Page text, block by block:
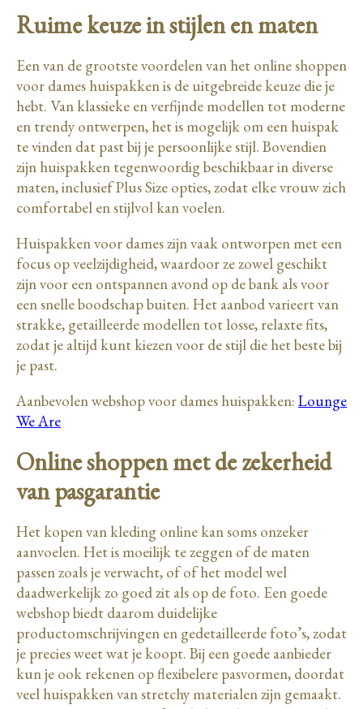
Ruime keuze in stijlen en maten
Een van de grootste voordelen van het online shoppen
voor dames huispakken is de uitgebreide keuze die je
hebt. Van klassieke en verfijnde modellen tot moderne
en trendy ontwerpen, het is mogelijk om een huispak
te vinden dat past bij je persoonlijke stijl. Bovendien
zijn huispakken tegenwoordig beschikbaar in diverse
maten, inclusief Plus Size opties, zodat elke vrouw zich
comfortabel en stijlvol kan voelen.
Huispakken voor dames zijn vaak ontworpen met een
focus op veelzijdigheid, waardoor ze zowel geschikt
zijn voor een ontspannen avond op de bank als voor
een snelle boodschap buiten. Het aanbod varieert van
strakke, getailleerde modellen tot losse, relaxte fits,
zodat je altijd kunt kiezen voor de stijl die het beste bij
je past.
Aanbevolen webshop voor dames huispakken: Lounge
We Are
Online shoppen met de zekerheid
van pasgarantie
Het kopen van kleding online kan soms onzeker
aanvoelen. Het is moeilijk te zeggen of de maten
passen zoals je verwacht, of of het model wel
daadwerkelijk zo goed zit als op de foto. Een goede
webshop biedt daarom duidelijke
productomschrijvingen en gedetailleerde foto’s, zodat
je precies weet wat je koopt. Bij een goede aanbieder
kun je ook rekenen op flexibelere pasvormen, doordat
veel huispakken van stretchy materialen zijn gemaakt.